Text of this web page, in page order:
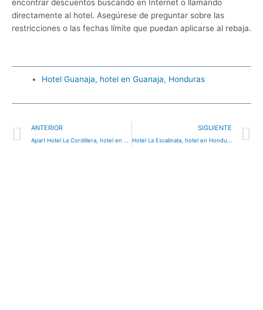
encontrar descuentos buscando en Internet o llamando
directamente al hotel. Asegúrese de preguntar sobre las
restricciones o las fechas límite que puedan aplicarse al rebaja.
Hotel Guanaja, hotel en Guanaja, Honduras
Ant
ANTERIOR
Apart Hotel La Cordillera, hotel en San Pedro Sula, Honduras
SIGUIENTE
Hotel La Escalinata, hotel en Honduras